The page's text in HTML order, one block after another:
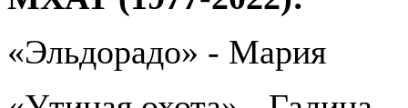
«Эльдорадо» - Мария